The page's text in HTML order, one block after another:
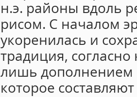
н.э. районы вдоль
рисом. С началом
укоренилась и
традиция,
лишь дополнением
которое